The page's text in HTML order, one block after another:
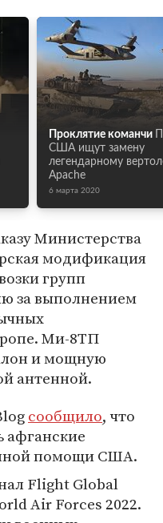
Проклятие команчи
США ищут замену
легендарному
Apache
6 марта 2020
Министерства
модификация
групп
за выполнением
Ми-8ТП
и мощную
антенной.
сообщило, что
афганские
помощи США.
Flight Global
Air Forces 2022.